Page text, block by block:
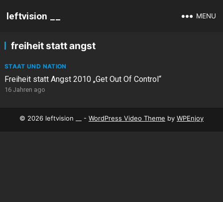
leftvision __ MENU
freiheit statt angst
STAAT UND NATION
Freiheit statt Angst 2010 „Get Out Of Control“
16 Jahren ago
© 2026 leftvision __ - WordPress Video Theme by WPEnjoy